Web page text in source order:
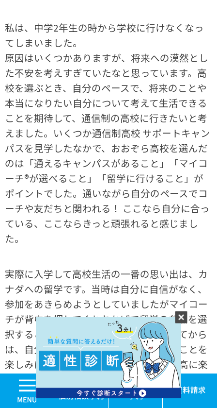
学校見学・個別相
体験入
私は、中学2年生の時から学校に行けなくなっ
てしまいました。
原因はいくつかありますが、将来への漠然とし
た不安を考えすぎていたなと思っています。高
校を選ぶとき、自分のペースで、将来のことや
本当になりたい自分について考えて生活できる
ことを期待して、通信制の高校に行きたいと考
えました。いくつか通信制高校 サポートキャン
パスを見学したなかで、おおぞら高校を選んだ
のは「通えるキャンパスがあること」「マイコ
ーチ®が選べること」「留学に行けること」が
ポイントでした。通いながら自分のペースでコ
ーチや友だちと関われる！ ここなら自分に合っ
ている、ここならきっと頑張れると感じまし
た。
実際に入学して高校生活の一番の思い出は、カ
ナダへの留学です。当時は自分に自信がなく、
参加をあきらめようとしていましたがマイコー
チが背中を押してくれおかげで留学の参加を選
択することができました。留学が決まってから
は、自分から英語を学び、現地で使えることを
楽しみに思っていました。カナダは「最高に楽
しかった！」というのが一番の感想ですが、文
化の違いや景色、食べ物、色んなものを実体験